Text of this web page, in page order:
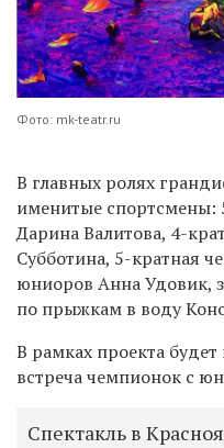
Фото: mk-teatr.ru
В главных ролях
именитые спортсмены:
Дарина Валитова, 4-
Субботина, 5-кратная
юниоров Анна Удовик,
по прыжкам в воду
В рамках проекта
встреча чемпионок с
Спектакль в